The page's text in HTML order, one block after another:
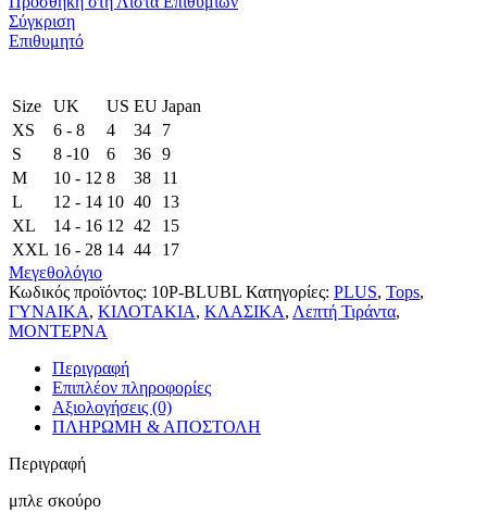
Σύγκριση
Επιθυμητό
Size UK US EU Japan
XS
6 - 8 4 34
7
S
8 -10 6 36 9
M
10 - 12 8 38
11
L
12 - 14 10 40
13
XL
14 - 16 12 42
15
XXL 16 - 28 14 44
17
Μεγεθολόγιο
Κωδικός προϊόντος: 10P-BLUBL Κατηγορίες: PLUS, Tops,
ΓΥΝΑΙΚΑ, ΚΙΛΟΤΑΚΙΑ, ΚΛΑΣΙΚΑ, Λεπτή Τιράντα,
ΜΟΝΤΕΡΝΑ
Περιγραφή
Επιπλέον πληροφορίες
Αξιολογήσεις (0)
ΠΛΗΡΩΜΗ & ΑΠΟΣΤΟΛΗ
Περιγραφή
μπλε σκούρο